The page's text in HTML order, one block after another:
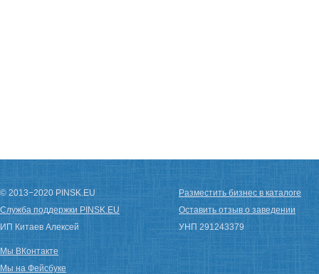
© 2013−2020 PINSK.EU
Служба поддержки PINSK.EU
ИП Китаев Алексей
Разместить бизнес в каталоге
Оставить отзыв о заведении
УНП 291243379
Мы ВКонтакте
Мы на Фейсбуке